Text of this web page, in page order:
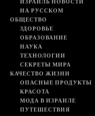
ИЗРАИЛЬ НОВОСТИ
НА РУССКОМ
ОБЩЕСТВО
ЗДОРОВЬЕ
ОБРАЗОВАНИЕ
НАУКА
ТЕХНОЛОГИИ
СЕКРЕТЫ МИРА
КАЧЕСТВО ЖИЗНИ
ОПАСНЫЕ ПРОДУКТЫ
КРАСОТА
МОДА В ИЗРАИЛЕ
ПУТЕШЕСТВИЯ